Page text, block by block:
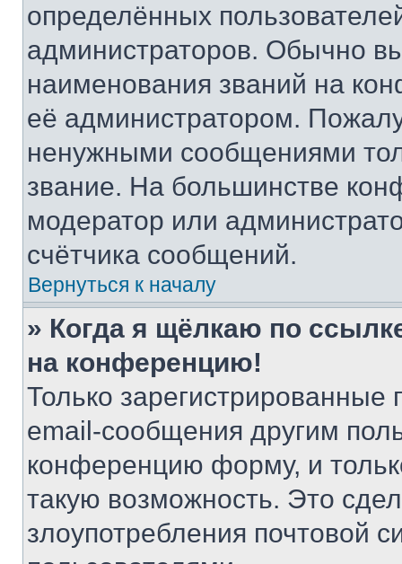
определённых
администраторов. Обычно
наименования званий на
её администратором.
ненужными сообщениями
звание. На большинстве
модератор или
счётчика сообщений.
Вернуться к началу
» Когда я щёлкаю по
на конференцию!
Только зарегистрированные
email-сообщения другим
конференцию форму, и
такую возможность. Это
злоупотребления почтовой